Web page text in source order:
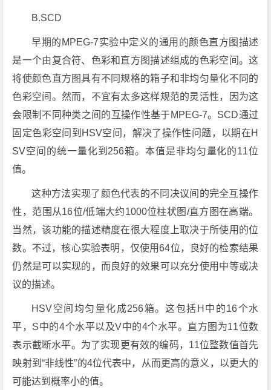
B.SCD
早期的MPEG-7实验中定义的通用的颜色直方图描述
是一个由复合符、色彩和直方图描述组成的色彩空间。这
将使颜色直方图具有不同规格的箱子和非均匀量化不同的
色彩空间。然而，不宜有太多这样规范的灵活性，因为这
会限制不同种类之间的互操作性基于MPEG-7。SCD通过
固定色彩空间到HSV空间，解决了操作性问题，以期在H
SV空间的统一量化到256箱。本值是非均匀量化的11位
值。
这种方法实现了颜色代表的不同决议间的完全互操作
性，范围从16位/低端大约1000位柱状图/直方图在高端。
当然，该功能的描述精度在很大程度上取决于所使用的位
数。不过，核心实验表明，仅使用64位，良好的检索结果
仍然是可以实现的，而良好的效果可以充分使用中等或决
议的描述。
HSV空间均匀量化成256箱。这包括H中的16个水
平，S中的4个水平以及V中的4个水平。直方图为11位数
表示截断水平。为了实现更有效的编码，11位整数值首先
映射到“非线性”的4位代表中，从而更高的意义，以更大的
可能达到概率小的值。